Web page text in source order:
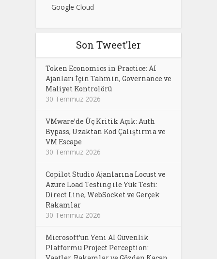
Google Cloud
Son Tweet’ler
Token Economics in Practice: AI
Ajanları İçin Tahmin, Governance ve
Maliyet Kontrolörü
30 Temmuz 2026
VMware’de Üç Kritik Açık: Auth
Bypass, Uzaktan Kod Çalıştırma ve
VM Escape
30 Temmuz 2026
Copilot Studio Ajanlarına Locust ve
Azure Load Testing ile Yük Testi:
Direct Line, WebSocket ve Gerçek
Rakamlar
30 Temmuz 2026
Microsoft’un Yeni AI Güvenlik
Platformu Project Perception: